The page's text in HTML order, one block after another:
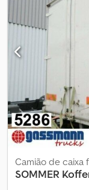
amarração
para transporte de
SEM GARANTIA,
Rqaispfx Abzoa
Camião de caixa
SOMMER